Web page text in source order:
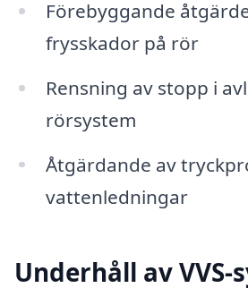
Förebyggande
frysskador på rör
Rensning av stopp i
rörsystem
Åtgärdande av
vattenledningar
Underhåll av VVS-